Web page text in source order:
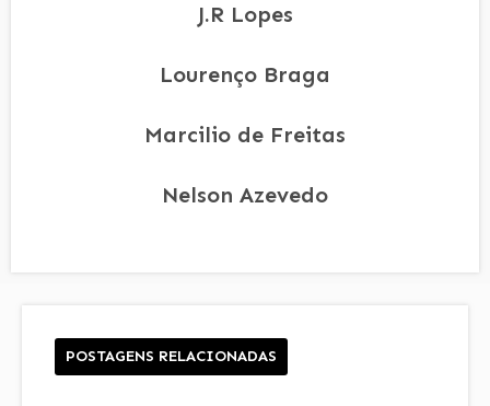
J.R Lopes
Lourenço Braga
Marcilio de Freitas
Nelson Azevedo
POSTAGENS RELACIONADAS